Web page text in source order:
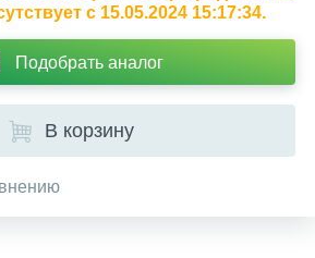
с 15.05.2024 15:17:34.
Подобрать аналог
В корзину